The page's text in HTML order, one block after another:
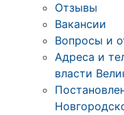
Отзывы
Вакансии
Вопросы и
Адреса и
власти